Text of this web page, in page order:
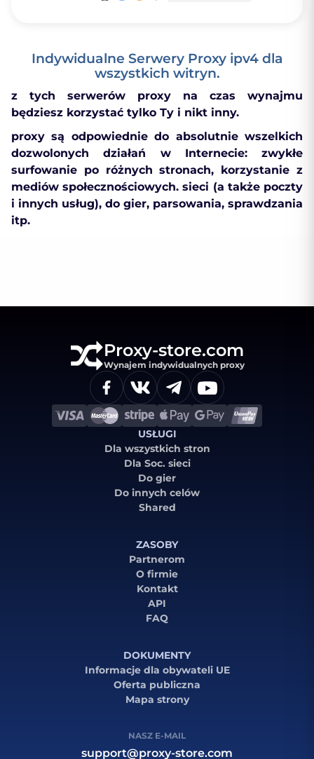
Indywidualne Serwery Proxy ipv4 dla
wszystkich witryn.
z tych serwerów proxy na czas wynajmu
będziesz korzystać tylko Ty i nikt inny.
proxy są odpowiednie do absolutnie wszelkich
dozwolonych działań w Internecie: zwykłe
surfowanie po różnych stronach, korzystanie z
mediów społecznościowych. sieci (a także poczty
i innych usług), do gier, parsowania, sprawdzania
itp.
Proxy-store.com
Wynajem indywidualnych proxy
USŁUGI
Dla wszystkich stron
Dla Soc. sieci
Do gier
Do innych celów
Shared
ZASOBY
Partnerom
O firmie
Kontakt
API
FAQ
DOKUMENTY
Informacje dla obywateli UE
Oferta publiczna
Mapa strony
NASZ E-MAIL
support@proxy-store.com